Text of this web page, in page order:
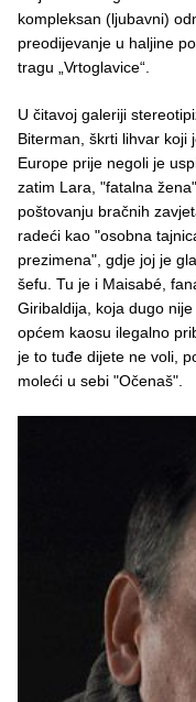
kompleksan (ljubavni)
preodijevanje u haljine
tragu „Vrtoglavice“.
U čitavoj galeriji
Biterman, škrti lihvar koji
Europe prije negoli je
zatim Lara, "fatalna
poštovanju bračnih
radeći kao "osobna
prezimena", gdje joj je
šefu. Tu je i Maisabé,
Giribaldija, koja dugo
općem kaosu ilegalno
je to tuđe dijete ne voli,
moleći u sebi "Očenaš".